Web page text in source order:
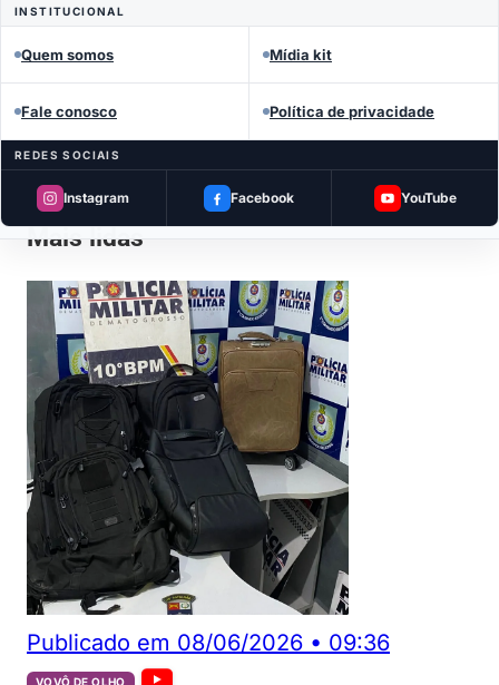
INSTITUCIONAL
Quem somos Mídia kit
Fale conosco Política de privacidade
REDES SOCIAIS
Instagram Facebook YouTube
Mais lidas
Publicado em 08/06/2026 • 09:36
VOVÔ DE OLHO